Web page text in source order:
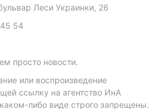
Леси Украинки, 26
54
просто новости.
или воспроизведение
ссылку на агентство ИнА
каком-либо виде строго запрещены.